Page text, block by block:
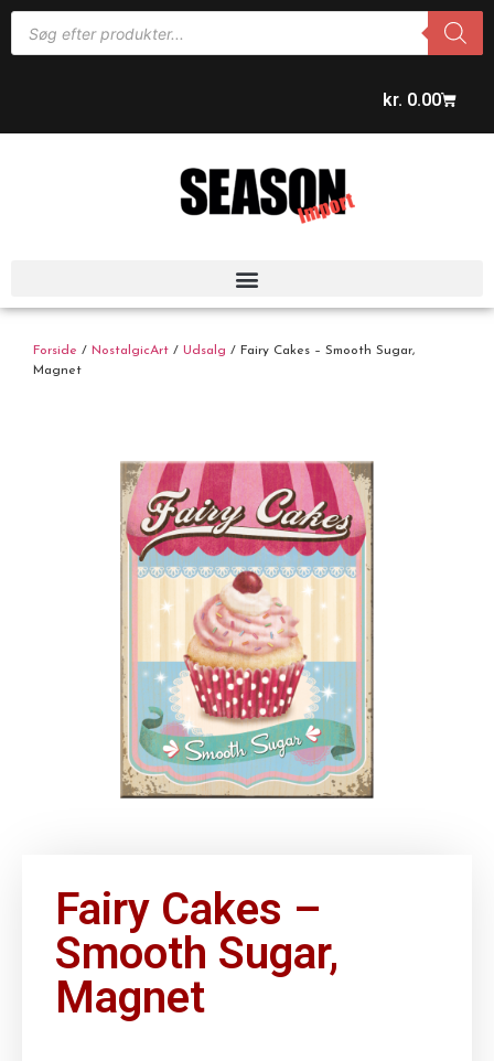
kr. 0.00
Forside / NostalgicArt / Udsalg / Fairy Cakes – Smooth Sugar,
Magnet
Fairy Cakes –
Smooth Sugar,
Magnet